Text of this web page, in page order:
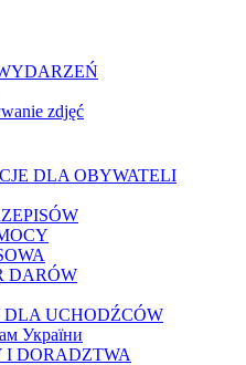
zdjęć
DLA OBYWATELI
DARÓW
DLA UCHODŹCÓW
України
I DORADZTWA